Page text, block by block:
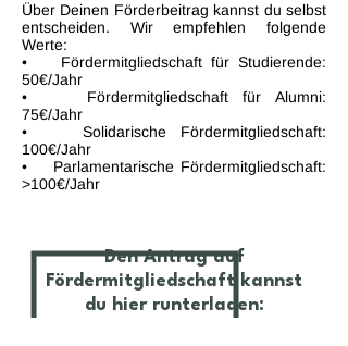
Über Deinen Förderbeitrag kannst du selbst
entscheiden. Wir empfehlen folgende
Werte:
• Fördermitgliedschaft für Studierende:
50€/Jahr
• Fördermitgliedschaft für Alumni:
75€/Jahr
• Solidarische Fördermitgliedschaft:
100€/Jahr
• Parlamentarische Fördermitgliedschaft:
>100€/Jahr
Den Antrag auf
Fördermitgliedschaft kannst
du hier runterladen: